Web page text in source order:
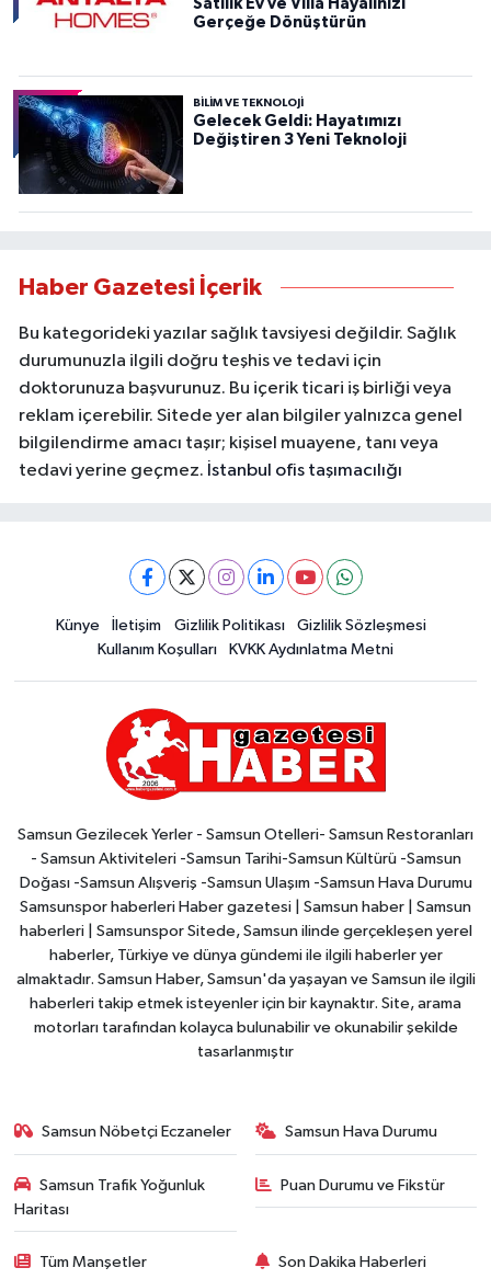
Satılık Ev ve Villa Hayalinizi
Gerçeğe Dönüştürün
BILIM VE TEKNOLOJI
Gelecek Geldi: Hayatımızı
Değiştiren 3 Yeni Teknoloji
Haber Gazetesi İçerik
Bu kategorideki yazılar sağlık tavsiyesi değildir. Sağlık
durumunuzla ilgili doğru teşhis ve tedavi için
doktorunuza başvurunuz. Bu içerik ticari iş birliği veya
reklam içerebilir. Sitede yer alan bilgiler yalnızca genel
bilgilendirme amacı taşır; kişisel muayene, tanı veya
tedavi yerine geçmez. İstanbul ofis taşımacılığı
Künye İletişim Gizlilik Politikası
Gizlilik Sözleşmesi
Kullanım Koşulları
KVKK Aydınlatma Metni
Samsun Gezilecek Yerler - Samsun Otelleri- Samsun Restoranları
- Samsun Aktiviteleri -Samsun Tarihi-Samsun Kültürü -Samsun
Doğası -Samsun Alışveriş -Samsun Ulaşım -Samsun Hava Durumu
Samsunspor haberleri Haber gazetesi | Samsun haber | Samsun
haberleri | Samsunspor Sitede, Samsun ilinde gerçekleşen yerel
haberler, Türkiye ve dünya gündemi ile ilgili haberler yer
almaktadır. Samsun Haber, Samsun'da yaşayan ve Samsun ile ilgili
haberleri takip etmek isteyenler için bir kaynaktır. Site, arama
motorları tarafından kolayca bulunabilir ve okunabilir şekilde
tasarlanmıştır
Samsun Nöbetçi Eczaneler Samsun Hava Durumu
Samsun Trafik Yoğunluk
Haritası
Puan Durumu ve Fikstür
Tüm Manşetler Son Dakika Haberleri